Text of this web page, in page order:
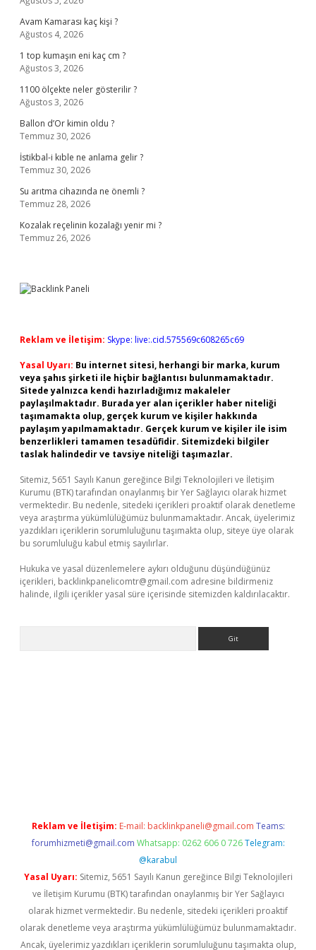
Avam Kamarası kaç kişi ?
Ağustos 4, 2026
1 top kumaşın eni kaç cm ?
Ağustos 3, 2026
1100 ölçekte neler gösterilir ?
Ağustos 3, 2026
Ballon d’Or kimin oldu ?
Temmuz 30, 2026
İstikbal-i kıble ne anlama gelir ?
Temmuz 30, 2026
Su arıtma cihazında ne önemli ?
Temmuz 28, 2026
Kozalak reçelinin kozalağı yenir mi ?
Temmuz 26, 2026
Reklam ve İletişim: Skype: live:.cid.575569c608265c69
Yasal Uyarı: Bu internet sitesi, herhangi bir marka, kurum
veya şahıs şirketi ile hiçbir bağlantısı bulunmamaktadır.
Sitede yalnızca kendi hazırladığımız makaleler
paylaşılmaktadır. Burada yer alan içerikler haber niteliği
taşımamakta olup, gerçek kurum ve kişiler hakkında
paylaşım yapılmamaktadır. Gerçek kurum ve kişiler ile isim
benzerlikleri tamamen tesadüfidir. Sitemizdeki bilgiler
taslak halindedir ve tavsiye niteliği taşımazlar.
Sitemiz, 5651 Sayılı Kanun gereğince Bilgi Teknolojileri ve İletişim
Kurumu (BTK) tarafından onaylanmış bir Yer Sağlayıcı olarak hizmet
vermektedir. Bu nedenle, sitedeki içerikleri proaktif olarak denetleme
veya araştırma yükümlülüğümüz bulunmamaktadır. Ancak, üyelerimiz
yazdıkları içeriklerin sorumluluğunu taşımakta olup, siteye üye olarak
bu sorumluluğu kabul etmiş sayılırlar.
Hukuka ve yasal düzenlemelere aykırı olduğunu düşündüğünüz
içerikleri, backlinkpanelicomtr@gmail.com adresine bildirmeniz
halinde, ilgili içerikler yasal süre içerisinde sitemizden kaldırılacaktır.
Reklam ve İletişim: E-mail: backlinkpaneli@gmail.com Teams:
forumhizmeti@gmail.com Whatsapp: 0262 606 0 726 Telegram:
@karabul
Yasal Uyarı: Sitemiz, 5651 Sayılı Kanun gereğince Bilgi Teknolojileri
ve İletişim Kurumu (BTK) tarafından onaylanmış bir Yer Sağlayıcı
olarak hizmet vermektedir. Bu nedenle, sitedeki içerikleri proaktif
olarak denetleme veya araştırma yükümlülüğümüz bulunmamaktadır.
Ancak, üyelerimiz yazdıkları içeriklerin sorumluluğunu taşımakta olup,